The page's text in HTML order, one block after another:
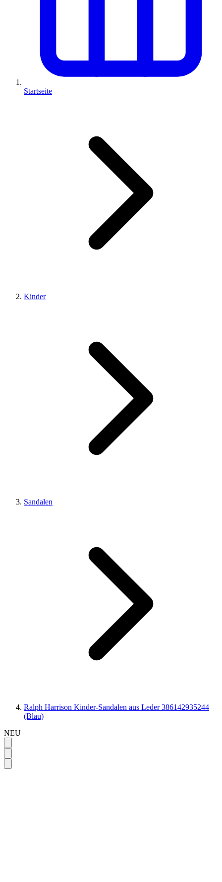
Startseite
Kinder
Sandalen
Ralph Harrison Kinder-Sandalen aus Leder 386142935244
(Blau)
NEU